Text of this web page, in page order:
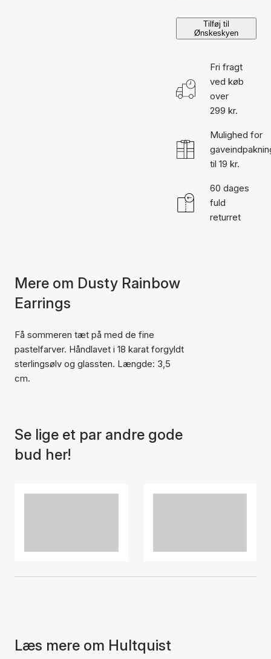
Tilføj til
Ønskeskyen
Fri fragt
ved køb
over
299 kr.
Mulighed for
til 19 kr.
60 dages
fuld
returret
Mere om Dusty Rainbow
Earrings
Få sommeren tæt på med de fine
pastelfarver. Håndlavet i 18 karat forgyldt
sterlingsølv og glassten. Længde: 3,5
cm.
Se lige et par andre gode
bud her!
Læs mere om Hultquist